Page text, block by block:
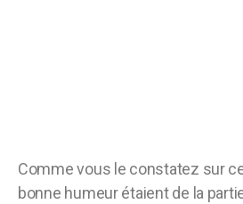
Comme vous le constatez sur
bonne humeur étaient de la